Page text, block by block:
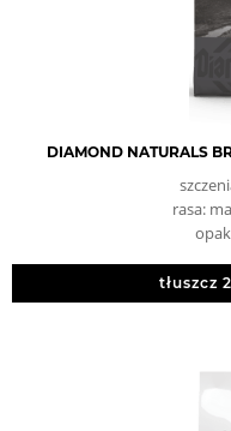
DIAMOND NATURALS
rasa:
tłuszcz